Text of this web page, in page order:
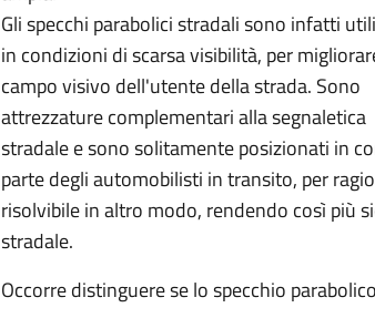
Gli specchi parabolici stradali sono infatti
in condizioni di scarsa visibilità, per
campo visivo dell'utente della strada. Sono
attrezzature complementari alla segnaletica
stradale e sono solitamente posizionati in
parte degli automobilisti in transito, per
risolvibile in altro modo, rendendo così più
stradale.
Occorre distinguere se lo specchio